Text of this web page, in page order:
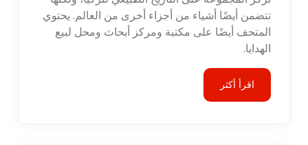
تتضمن أيضًا أشياء من أجزاء أخرى من العالم. يحتوي
المتحف أيضًا على مكتبة ومركز أبحاث ومحل لبيع
الهدايا.
اقرأ أكثر